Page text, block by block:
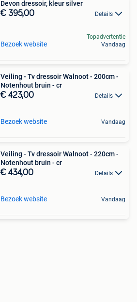
Devon dressoir, kleur silver
€ 395,00 Details
Bezoek website
Topadvertentie
Vandaag
Veiling - Tv dressoir Walnoot - 200cm -
Notenhout bruin - cr
€ 423,00 Details
Bezoek website Vandaag
Veiling - Tv dressoir Walnoot - 220cm -
Notenhout bruin - cr
€ 434,00 Details
Bezoek website Vandaag